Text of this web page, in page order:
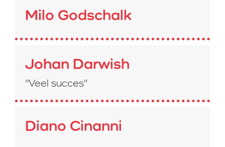
Milo Godschalk
Johan Darwish
"Veel succes"
Diano Cinanni